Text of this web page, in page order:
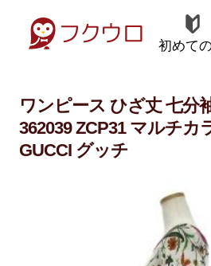
初めて
ワンピース ひざ丈 七分
362039 ZCP31 マルチカ
GUCCI グッチ